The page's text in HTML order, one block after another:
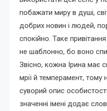
побажати миру в душі,
добрих новин і людей,
спокійно. Таке
не шаблонно, бо воно
Звісно, кожна Ірина має
мрії й темперамент, тому
суворий опис
значенні імені додає